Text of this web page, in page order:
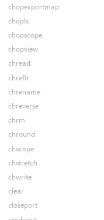
chopexportmap
chopls
chopscope
chopview
chread
chrefit
chrename
chreverse
chrm
chround
chscope
chstretch
chwrite
clear
closeport